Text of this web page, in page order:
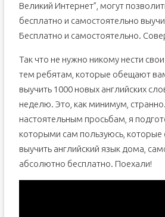
Великий Интернет”, могут
бесплатно и самостоятельно
Бесплатно и самостоятельно.
Так что не нужно никому нести
тем ребятам, которые обещают
выучить 1000 новых английских
неделю. Это, как минимум,
настоятельным просьбам, я
которыми сам пользуюсь, которые
выучить английский язык дома,
абсолютно бесплатно. Поехали!